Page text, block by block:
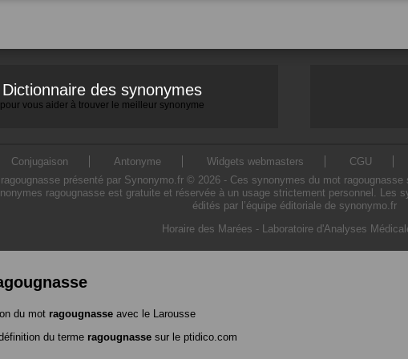
Dictionnaire des synonymes
pour vous aider à trouver le meilleur synonyme
Conjugaison Antonyme Widgets webmasters CGU
présenté par Synonymo.fr © 2026 - Ces synonymes du mot
ragougnasse est gratuite et réservée à un usage strictement personnel. Les
édités par l’équipe éditoriale de synonymo.fr
Horaire des Marées - Laboratoire d'Analyses
du mot ragougnasse avec le Larousse
du terme ragougnasse sur le ptidico.com